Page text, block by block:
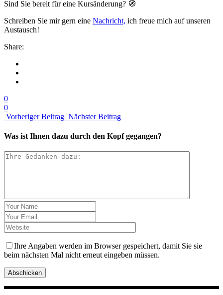
Sind Sie bereit für eine Kursänderung? 🧭
Schreiben Sie mir gern eine Nachricht, ich freue mich auf unseren
Austausch!
Share:
0
0
Vorheriger Beitrag Nächster Beitrag
Was ist Ihnen dazu durch den Kopf gegangen?
Ihre Angaben werden im Browser gespeichert, damit Sie sie
beim nächsten Mal nicht erneut eingeben müssen.
Abschicken